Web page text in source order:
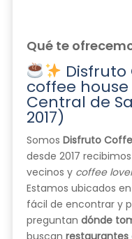
Qué te
Disfruto
coffee
Central de
2017)
Somos Disfruto
desde 2017
vecinos y coffee
Estamos ubicados
fácil de encontrar y
preguntan dónde
buscan restaurantes